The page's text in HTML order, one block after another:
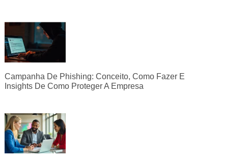
Campanha De Phishing: Conceito, Como Fazer E
Insights De Como Proteger A Empresa